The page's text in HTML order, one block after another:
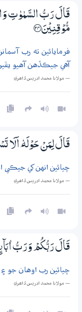
قَالَ رَبُّ السَّمٰوٰتِ
مُّوْقِنِيْنَ ؀24
فرمايائين ته رب
آهي جيڪڏهن آهيو
— مولانا محمد ادريس ڏاھري
قَالَ لِمَنْ حَوْلَهٗ ٓ اَلَا
چيائين انهن کي جيڪي
— مولانا محمد ادريس ڏاھري
قَالَ رَبُّكُمْ وَرَبُّ
چيائين رب اوهان جو
— مولانا محمد ادريس ڏاھري